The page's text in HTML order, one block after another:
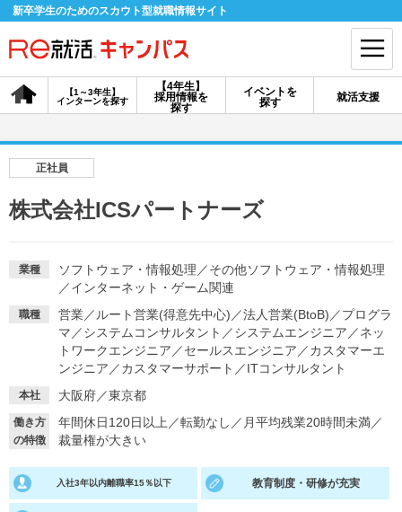
新卒学生のためのスカウト型就職情報サイト
【4年生】
採用情報を
探す
【1～3年生】
インターンを探す
イベントを
探す
就活支援
会員登録 ログイン
採用情報を探す
説明会を探す
インターンを探す
イベントを探す スカウト お知らせ
就活ノウハウ・サポート
就活支援
適職診断 就活チャンネル
正社員
株式会社ICSパートナーズ
業種 ソフトウェア・情報処理 ／その他ソフトウェア・情報処理
／インターネット・ゲーム関連
職種 営業／ ルート営業(得意先中心) ／法人営業(BtoB) ／プログラ
マ ／システムコンサルタント ／システムエンジニア ／ネッ
トワークエンジニア ／セールスエンジニア ／カスタマーエ
ンジニア ／カスタマーサポート ／ITコンサルタント
本社 大阪府／東京都
働き方
の特徴
年間休日120日以上 ／転勤なし ／ 月平均残業20時間未満／
裁量権が大きい
入社3年以内離職率15％以下 教育制度・研修が充実